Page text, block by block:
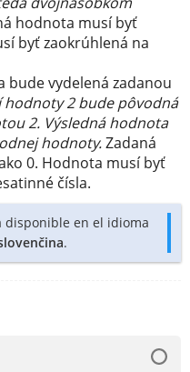
hodnota musí byť
byť zaokrúhlená na
bude vydelená zadanou
hodnoty 2 bude pôvodná
2. Výsledná hodnota
hodnoty.Zadaná
0. Hodnota musí byť
čísla.
disponible en el idioma
.